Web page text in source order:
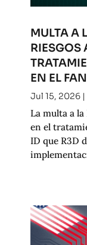
MULTA A
RIESGOS
EN EL
Jul 15, 2026|
La multa a
en el
ID que R3D